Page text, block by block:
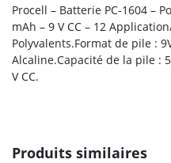
Procell – Batterie PC-1604 –
mAh – 9 V CC – 12
Polyvalents.Format de pile :
Alcaline.Capacité de la pile :
V CC.
Produits similaires